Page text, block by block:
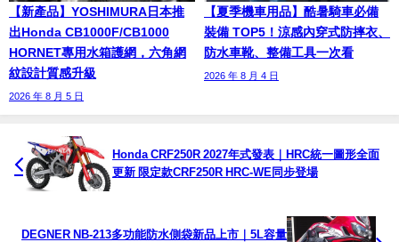
【新產品】YOSHIMURA日本推
出Honda CB1000F/CB1000
HORNET專用水箱護網，六角網
紋設計質感升級
2026 年 8 月 5 日
【夏季機車用品】酷暑騎車必備
裝備 TOP5！涼感內穿式防摔衣、
防水車靴、整備工具一次看
2026 年 8 月 4 日
Honda CRF250R 2027年式發表｜HRC統一圖形全面
更新 限定款CRF250R HRC-WE同步登場
DEGNER NB-213多功能防水側袋新品上市｜5L容量